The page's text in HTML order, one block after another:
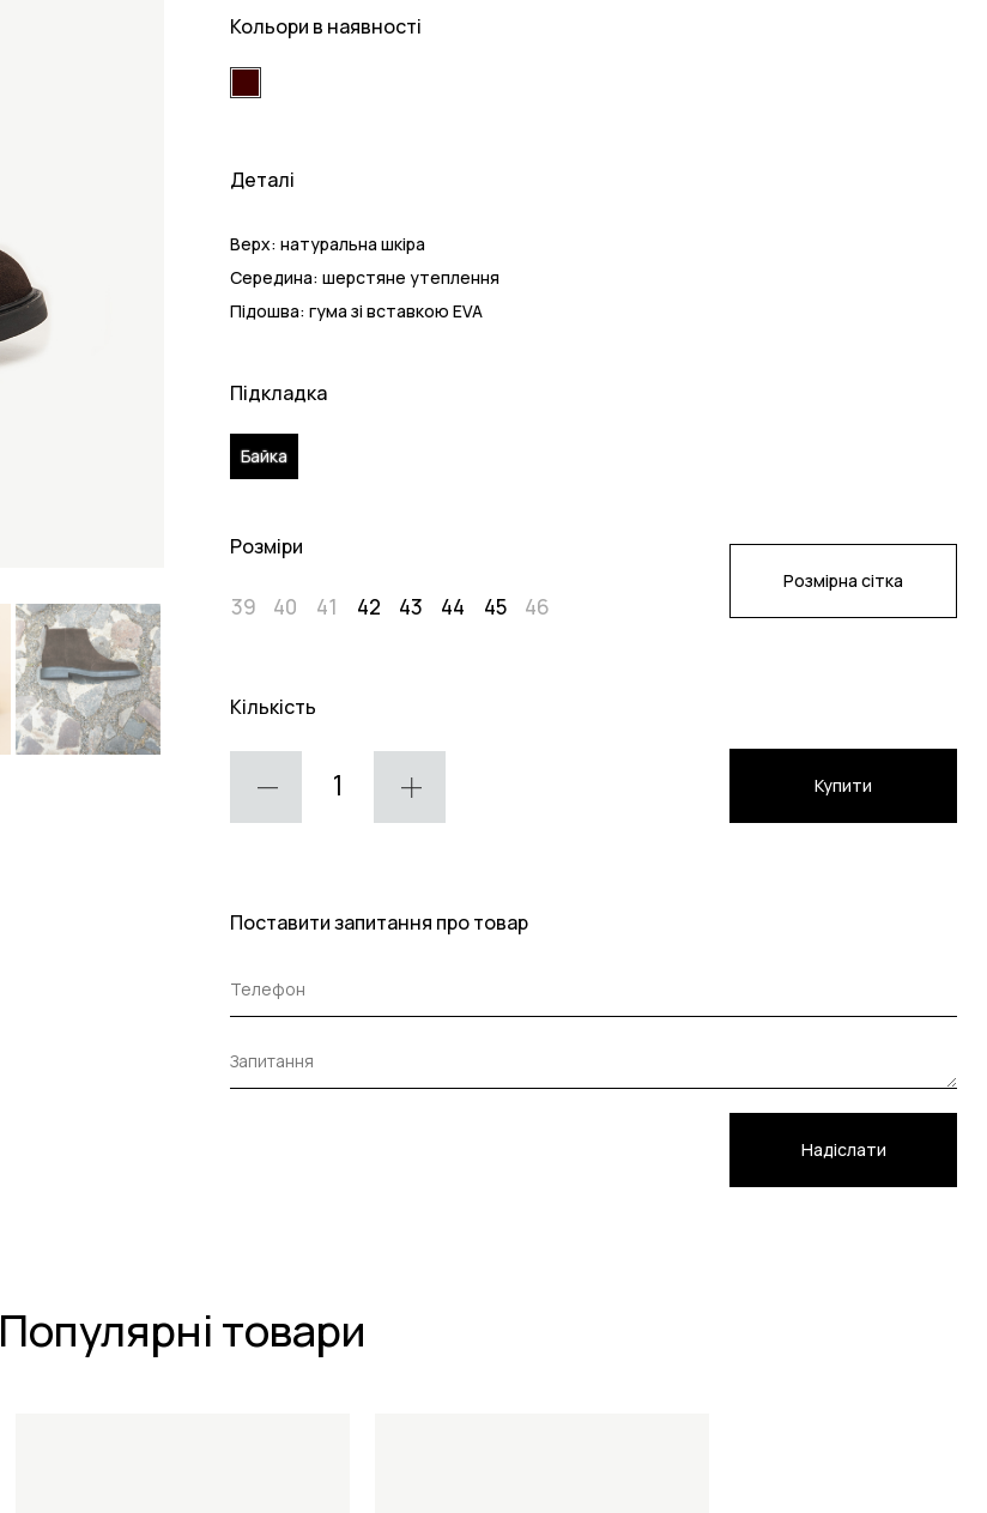
Кольори в наявності
Деталі
Верх: натуральна шкіра
Середина: шерстяне утеплення
Підошва: гума зі вставкою EVA
Підкладка
Байка
Розміри
39 40 41 42 43 44 45 46
Розмірна сітка
Кількість
Купити
Поставити запитання про товар
Надіслати
Популярні товари